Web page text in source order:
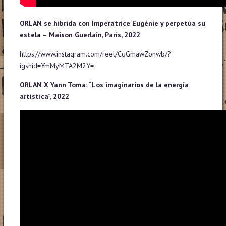
ORLAN se hibrida con Impératrice Eugénie y perpetúa su
estela – Maison Guerlain,París, 2022
https://www.instagram.com/reel/CqGmawZonwb/?
igshid=YmMyMTA2M2Y=
ORLAN X Yann Toma: “Los imaginarios de la energía
artística”, 2022